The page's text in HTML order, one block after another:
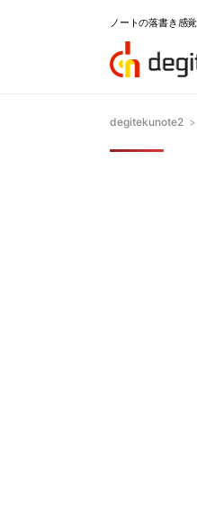
ノートの落書き感
degitekunote2 >